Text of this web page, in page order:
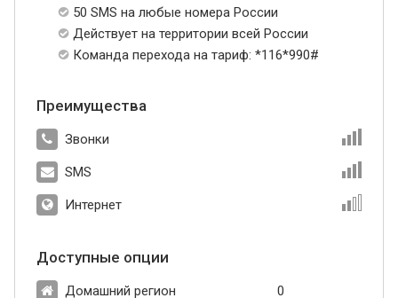
50 SMS на любые номера России
Действует на территории всей России
Команда перехода на тариф: *116*990#
Преимущества
Звонки
SMS
Интернет
Доступные опции
Домашний регион 0